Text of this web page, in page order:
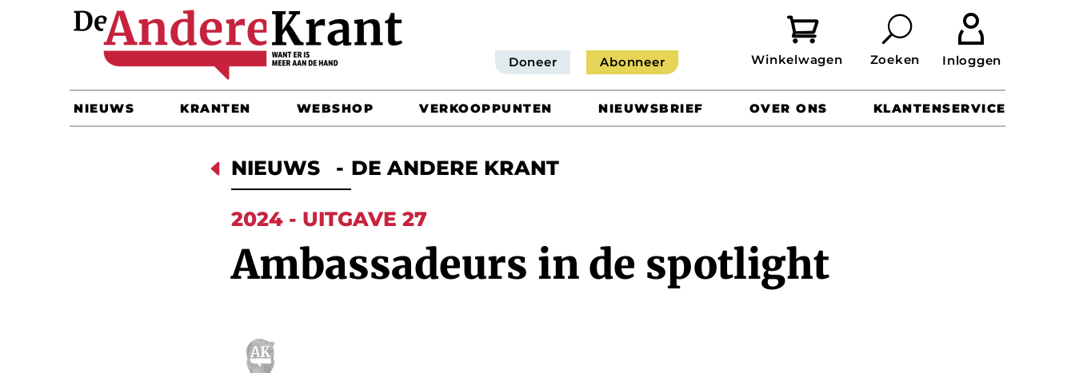
Doneer Abonneer
 
NIEUWS KRANTEN WEBSHOP VERKOOPPUNTEN NIEUWSBRIEF OVER ONS KLANTENSERVICE
D NIEUWS - DE ANDERE KRANT
2024 - UITGAVE 27
Ambassadeurs in de spotlight